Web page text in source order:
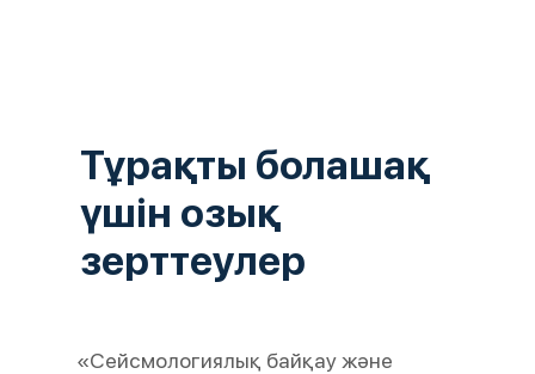
Тұрақты болашақ
үшін озық
зерттеулер
«Сейсмологиялық байқау және